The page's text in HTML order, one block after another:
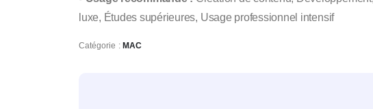
luxe, Études supérieures, Usage professionnel intensif
Catégorie : MAC